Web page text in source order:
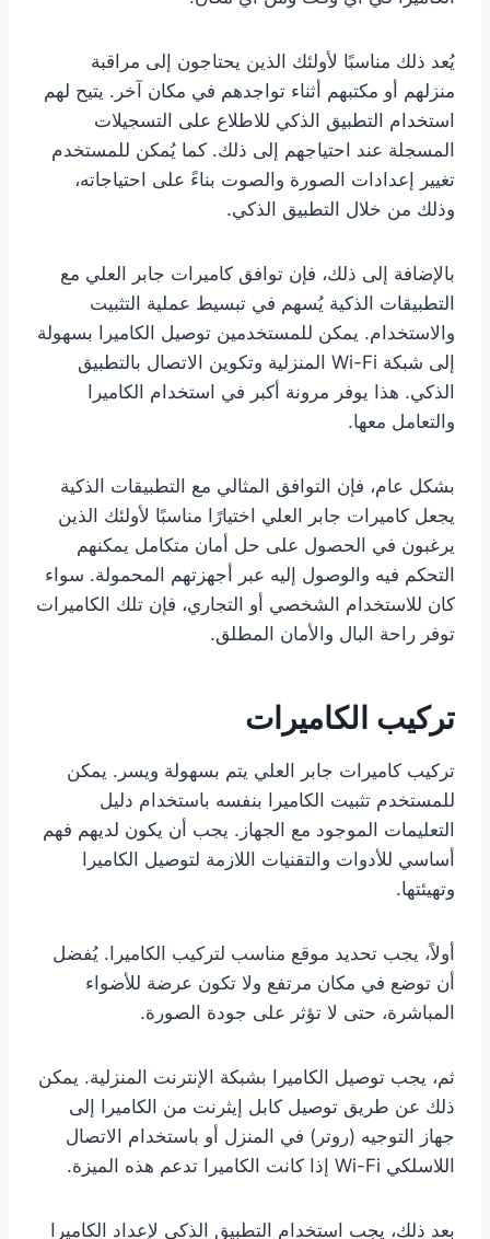
يُعد ذلك مناسبًا لأولئك الذين يحتاجون إلى مراقبة
منزلهم أو مكتبهم أثناء تواجدهم في مكان آخر. يتيح لهم
استخدام التطبيق الذكي للاطلاع على التسجيلات
المسجلة عند احتياجهم إلى ذلك. كما يُمكن للمستخدم
تغيير إعدادات الصورة والصوت بناءً على احتياجاته،
وذلك من خلال التطبيق الذكي.
بالإضافة إلى ذلك، فإن توافق كاميرات جابر العلي مع
التطبيقات الذكية يُسهم في تبسيط عملية التثبيت
والاستخدام. يمكن للمستخدمين توصيل الكاميرا بسهولة
إلى شبكة Wi-Fi المنزلية وتكوين الاتصال بالتطبيق
الذكي. هذا يوفر مرونة أكبر في استخدام الكاميرا
والتعامل معها.
بشكل عام، فإن التوافق المثالي مع التطبيقات الذكية
يجعل كاميرات جابر العلي اختيارًا مناسبًا لأولئك الذين
يرغبون في الحصول على حل أمان متكامل يمكنهم
التحكم فيه والوصول إليه عبر أجهزتهم المحمولة. سواء
كان للاستخدام الشخصي أو التجاري، فإن تلك الكاميرات
توفر راحة البال والأمان المطلق.
تركيب الكاميرات
تركيب كاميرات جابر العلي يتم بسهولة ويسر. يمكن
للمستخدم تثبيت الكاميرا بنفسه باستخدام دليل
التعليمات الموجود مع الجهاز. يجب أن يكون لديهم فهم
أساسي للأدوات والتقنيات اللازمة لتوصيل الكاميرا
وتهيئتها.
أولاً، يجب تحديد موقع مناسب لتركيب الكاميرا. يُفضل
أن توضع في مكان مرتفع ولا تكون عرضة للأضواء
المباشرة، حتى لا تؤثر على جودة الصورة.
ثم، يجب توصيل الكاميرا بشبكة الإنترنت المنزلية. يمكن
ذلك عن طريق توصيل كابل إيثرنت من الكاميرا إلى
جهاز التوجيه (روتر) في المنزل أو باستخدام الاتصال
اللاسلكي Wi-Fi إذا كانت الكاميرا تدعم هذه الميزة.
بعد ذلك، يجب استخدام التطبيق الذكي لإعداد الكاميرا